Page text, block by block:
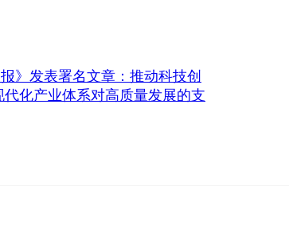
》发表署名文章：推动科技创
化产业体系对高质量发展的支